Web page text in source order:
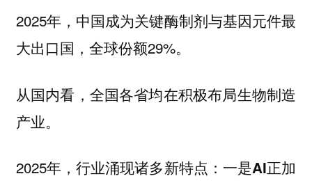
2025年，中国成为关键酶制剂与基因元件最
大出口国，全球份额29%。
从国内看，全国各省均在积极布局生物制造
产业。
2025年，行业涌现诸多新特点： 一是AI正加